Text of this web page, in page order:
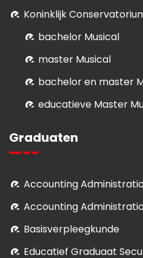
Koninklijk
bachelor Musical
master Musical
bachelor en master
educatieve Master
Graduaten
Accounting
Accounting
Basisverpleegkunde
Educatief Graduaat